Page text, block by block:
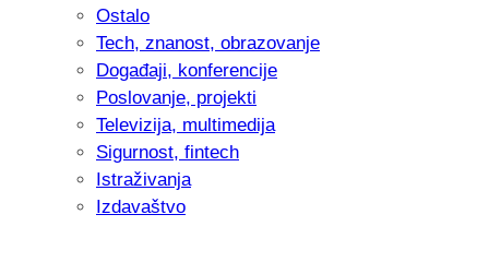
Ostalo
Tech, znanost, obrazovanje
Događaji, konferencije
Poslovanje, projekti
Televizija, multimedija
Sigurnost, fintech
Istraživanja
Izdavaštvo